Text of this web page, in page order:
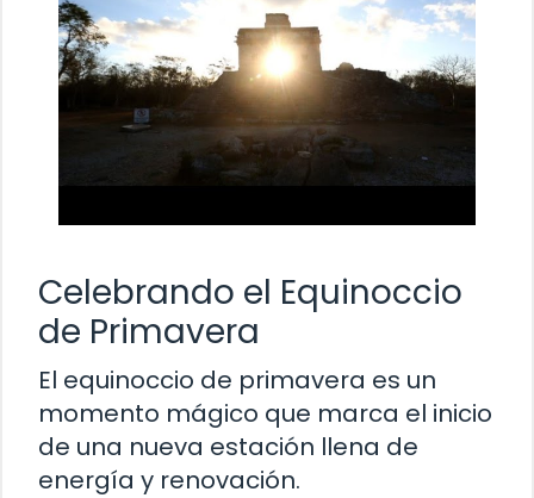
Celebrando el Equinoccio
de Primavera
El equinoccio de primavera es un
momento mágico que marca el inicio
de una nueva estación llena de
energía y renovación.